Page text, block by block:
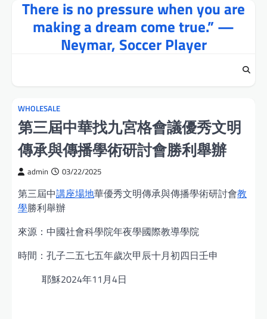
There is no pressure when you are
making a dream come true.” —
Neymar, Soccer Player
WHOLESALE
第三屆中華找九宮格會議優秀文明
傳承與傳播學術研討會勝利舉辦
admin 03/22/2025
第三屆中講座場地華優秀文明傳承與傳播學術研討會教
學勝利舉辦
來源：中國社會科學院年夜學國際教導學院
時間：孔子二五七五年歲次甲辰十月初四日壬申
耶穌2024年11月4日